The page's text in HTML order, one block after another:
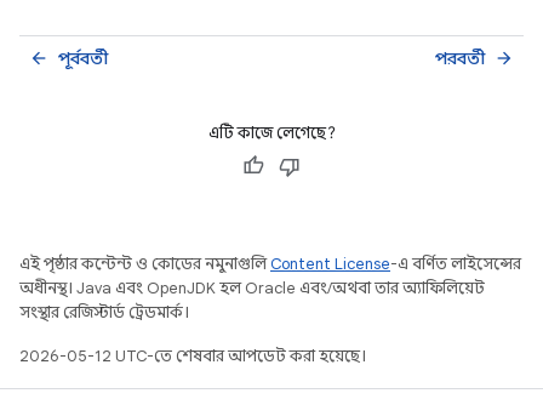
পূর্ববর্তী
arrow_back পরবর্তী arrow_forward
এটি কাজে লেগেছে?
এই পৃষ্ঠার কন্টেন্ট ও কোডের নমুনাগুলিContent License-এ বর্ণিত লাইসেন্সের
অধীনস্থ। Java এবং OpenJDK হল Oracle এবং/অথবা তার অ্যাফিলিয়েট
সংস্থার রেজিস্টার্ড ট্রেডমার্ক।
2026-05-12 UTC-তে শেষবার আপডেট করা হয়েছে।